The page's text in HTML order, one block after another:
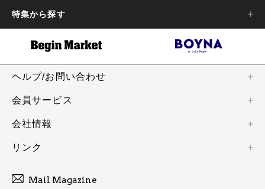
特集から探す
ヘルプ/お問い合わせ
会員サービス
会社情報
リンク
Mail Magazine